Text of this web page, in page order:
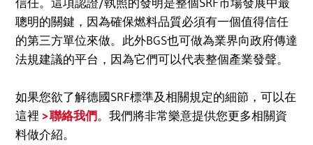
聰明的關鍵，因為確保燃料品質必須有一個值得信任
的第三方單位來做。此外BGS也可做為業界向政府傳達
法規建議的平台，因為它們可以代表整個產業發聲。
如果您欲了解德國SRF標準及相關規定的細節，可以在
這裡
聯絡我們。我們將非常樂意提供您更多相關資
料做介紹。